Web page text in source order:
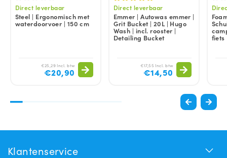
Direct leverbaar
Steel | Ergonomisch met
waterdoorvoer | 150 cm
€25,29 Incl. btw
€20,90
Direct leverbaar
Emmer | Autowas emmer |
Grit Bucket | 20L | Hugo
Wash | incl. rooster |
Detailing Bucket
€17,55 Incl. btw
€14,50
fiets
Klantenservice